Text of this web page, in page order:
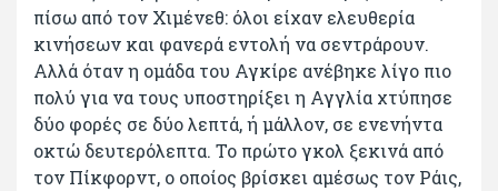
πίσω από τον Χιμένεθ: όλοι είχαν ελευθερία
κινήσεων και φανερά εντολή να σεντράρουν.
Αλλά όταν η ομάδα του Αγκίρε ανέβηκε λίγο πιο
πολύ για να τους υποστηρίξει η Αγγλία χτύπησε
δύο φορές σε δύο λεπτά, ή μάλλον, σε ενενήντα
οκτώ δευτερόλεπτα. Το πρώτο γκολ ξεκινά από
τον Πίκφορντ, ο οποίος βρίσκει αμέσως τον Ράις,